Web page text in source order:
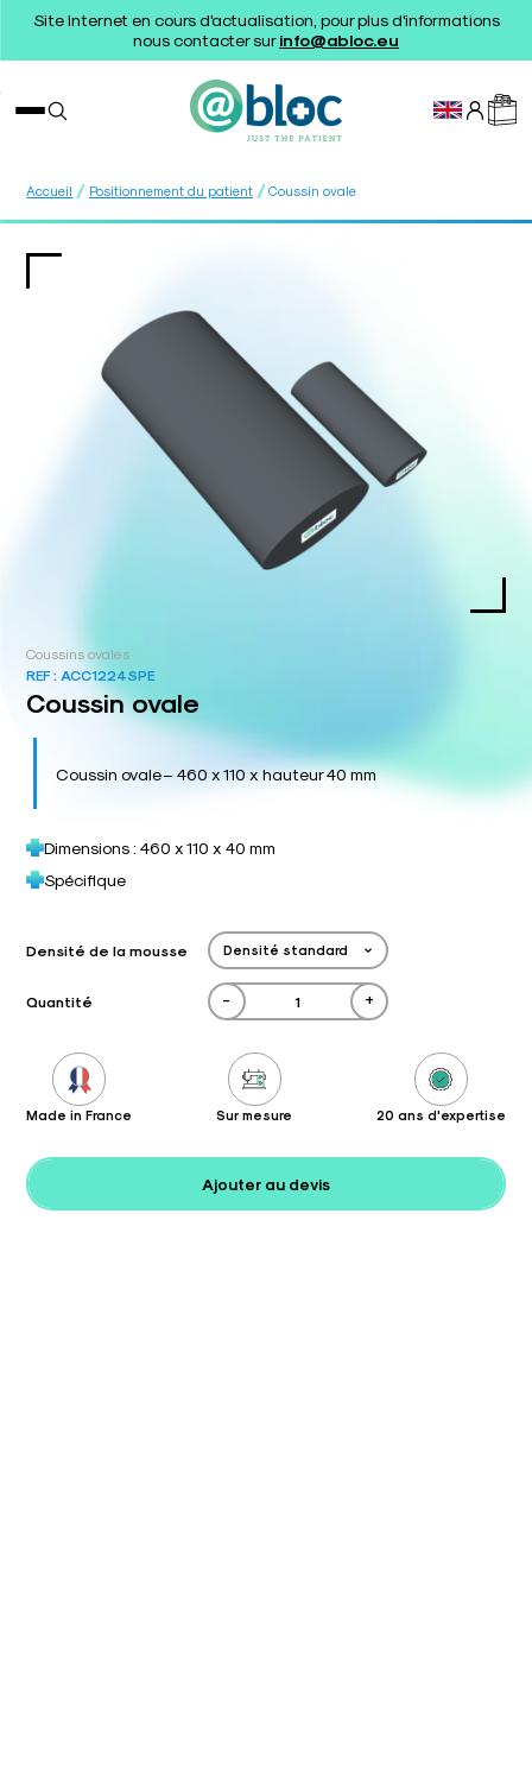
Site Internet en cours d'actualisation, pour plus d'informations
nous contacter surinfo@abloc.eu
Accueil / Positionnement du patient / Coussin ovale
Coussins ovales
REF : ACC1224SPE
Coussin ovale
Coussin ovale – 460 x 110 x hauteur 40 mm
Dimensions : 460 x 110 x 40 mm
Spécifique
Densité de la mousse
Quantité - +
Made in France Sur mesure 20 ans d'expertise
Ajouter au devis